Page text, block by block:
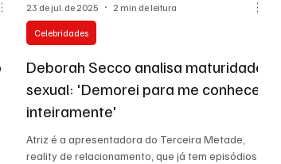
Deborah Secco analisa maturidade
sexual: 'Demorei para me conhecer
inteiramente'
Atriz é a apresentadora do Terceira Metade,
reality de relacionamento, que já tem episódios
Celebridades
23 de jul. de 2025 2 min de leitura